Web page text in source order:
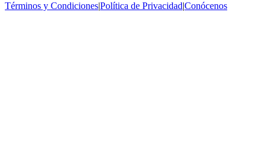
Términos y Condiciones|Política de Privacidad|Conócenos